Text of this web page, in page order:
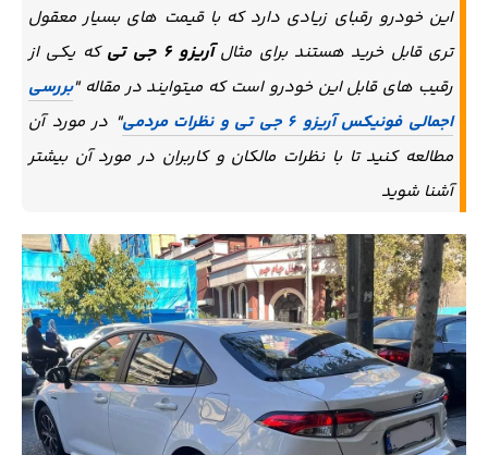
این خودرو رقبای زیادی دارد که با قیمت های بسیار معقول
تری قابل خرید هستند برای مثالآریزو 6 جی تی
که یکی از
رقیب های قابل این خودرو است که میتوایند در مقاله "بررسی
اجمالی فونیکس آریزو 6 جی تی و نظرات مردمی
" در مورد آن
مطالعه کنید تا با نظرات مالکان و کاربران در مورد آن بیشتر
آشنا شوید